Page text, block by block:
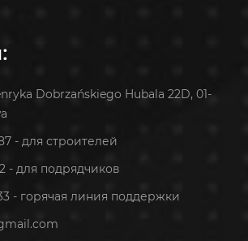
Dobrzańskiego Hubala 22D, 01-
- для строителей
- для подрядчиков
- горячая линия поддержки